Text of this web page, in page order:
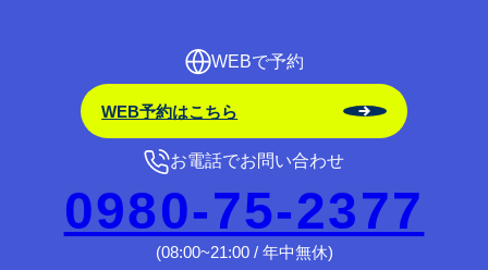
WEBで予約
WEB予約はこちら
お電話でお問い合わせ
0980-75-2377
(08:00~21:00 / 年中無休)